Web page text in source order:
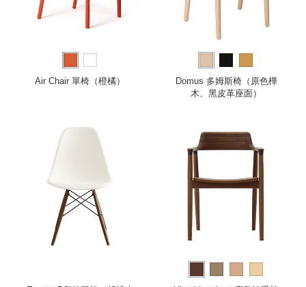
Air Chair 單椅（橙橘）
Domus 多姆斯椅（原色樺
木、黑皮革座面）